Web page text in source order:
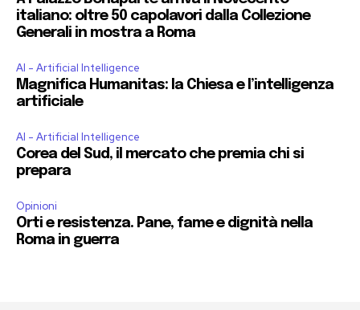
italiano: oltre 50 capolavori dalla Collezione
Generali in mostra a Roma
AI - Artificial Intelligence
Magnifica Humanitas: la Chiesa e l’intelligenza
artificiale
AI - Artificial Intelligence
Corea del Sud, il mercato che premia chi si
prepara
Opinioni
Orti e resistenza. Pane, fame e dignità nella
Roma in guerra